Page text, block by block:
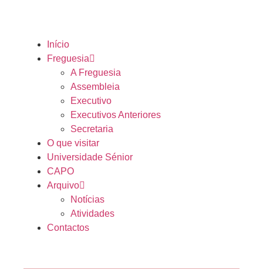
Início
Freguesia
A Freguesia
Assembleia
Executivo
Executivos Anteriores
Secretaria
O que visitar
Universidade Sénior
CAPO
Arquivo
Notícias
Atividades
Contactos